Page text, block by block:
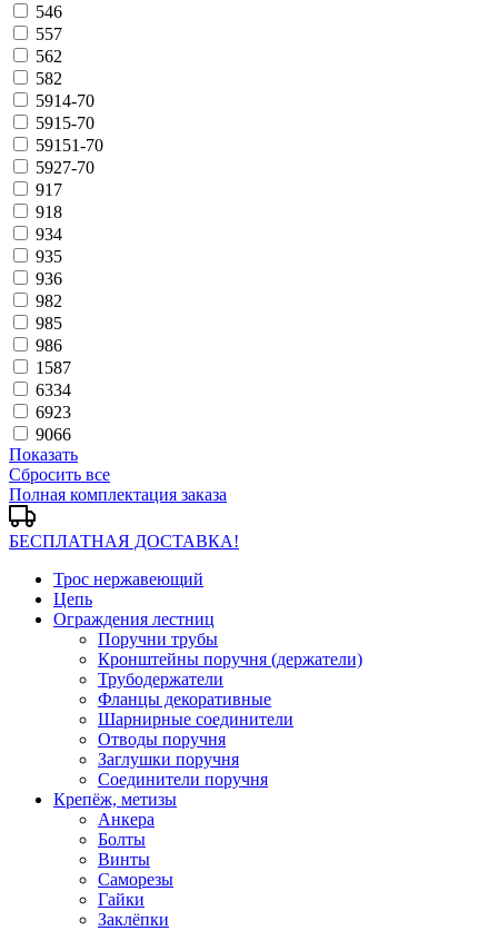
546
557
562
582
5914-70
5915-70
59151-70
5927-70
917
918
934
935
936
982
985
986
1587
6334
6923
9066
Показать
Сбросить все
Полная комплектация заказа
БЕСПЛАТНАЯ ДОСТАВКА!
Трос нержавеющий
Цепь
Ограждения лестниц
Поручни трубы
Кронштейны поручня (держатели)
Трубодержатели
Фланцы декоративные
Шарнирные соединители
Отводы поручня
Заглушки поручня
Соединители поручня
Крепёж, метизы
Анкера
Болты
Винты
Саморезы
Гайки
Заклёпки